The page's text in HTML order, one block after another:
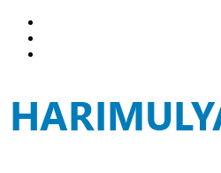
Skip
content